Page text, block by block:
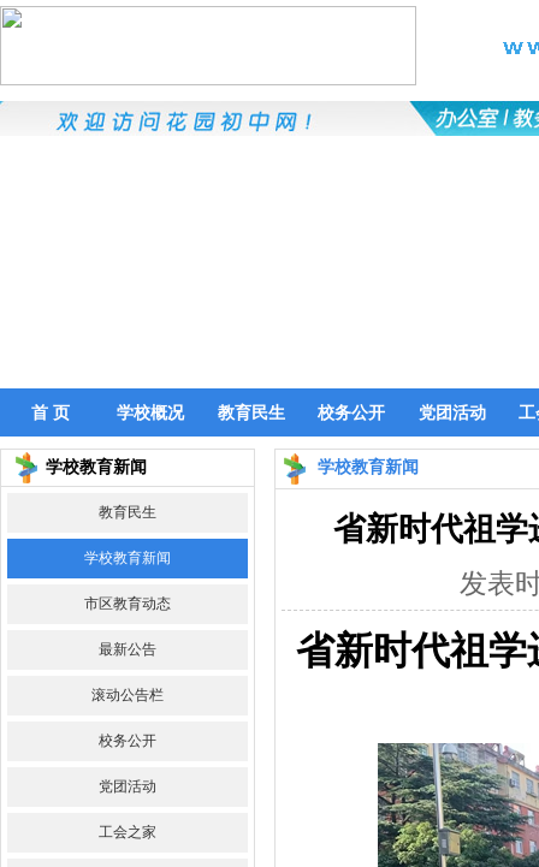
首 页
首 页
学校概况
学校概况
教育民生 校务公开
校务公开
党团活动 工
学校教育新闻
教育民生
学校教育新闻
市区教育动态
最新公告
滚动公告栏
校务公开
党团活动
工会之家
学校教育新闻
省新时代祖学
发表
省新时代祖